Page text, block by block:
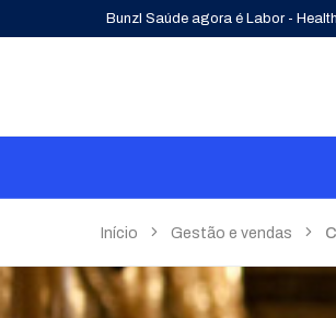
Bunzl Saúde agora é Labor -
Início Gestão e vendas